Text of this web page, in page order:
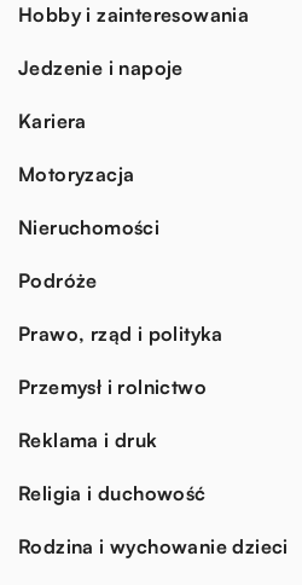
Hobby i zainteresowania
Jedzenie i napoje
Kariera
Motoryzacja
Nieruchomości
Podróże
Prawo, rząd i polityka
Przemysł i rolnictwo
Reklama i druk
Religia i duchowość
Rodzina i wychowanie dzieci